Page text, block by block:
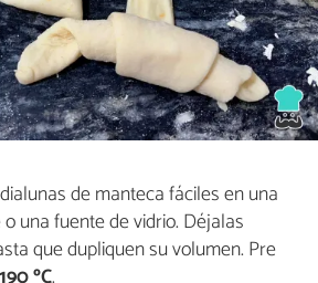
de manteca fáciles en una
una fuente de vidrio. Déjalas
que dupliquen su volumen. Pre